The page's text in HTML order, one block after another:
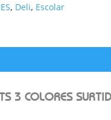
, Deli, Escolar
3 COLORES